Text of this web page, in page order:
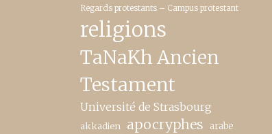
Regards protestants – Campus protestant
religions
TaNaKh Ancien
Testament
Université de Strasbourg
akkadien apocryphes arabe